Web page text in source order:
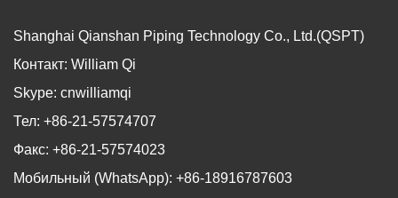
Shanghai Qianshan Piping Technology Co., Ltd.(QSPT)
Контакт: William Qi
Skype: cnwilliamqi
Тел: +86-21-57574707
Факс: +86-21-57574023
Мобильный (WhatsApp): +86-18916787603